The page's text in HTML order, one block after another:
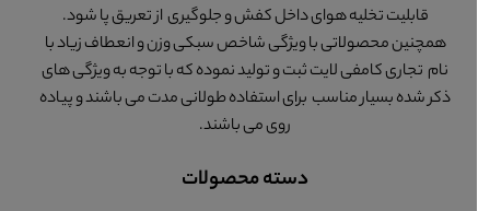
قابلیت تخلیه هوای داخل کفش و جلوگیری از تعریق پا شود.
همچنین محصولاتی با ویژگی شاخص سبکی وزن و انعطاف زیاد با
نام تجاری کامفی لایت ثبت و تولید نموده که با توجه به ویژگی های
ذکر شده بسیار مناسب برای استفاده طولانی مدت می باشند و پیاده
روی می باشند.
دسته محصولات